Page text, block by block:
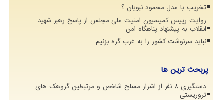
تخریب با مدل محمود نبویان ؟
روایت رییس کمیسیون امنیت ملی مجلس از پاسخ رهبر شهید
انقلاب به پیشنهاد پناهگاه امن
نباید سرنوشت کشور را به غرب گره بزنیم
پربحث ترین ها
دستگیری 8 نفر از اشرار مسلح شاخص و مرتبطین گروهک های
تروریستی